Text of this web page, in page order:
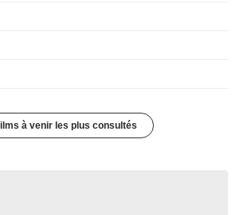
à venir les plus consultés